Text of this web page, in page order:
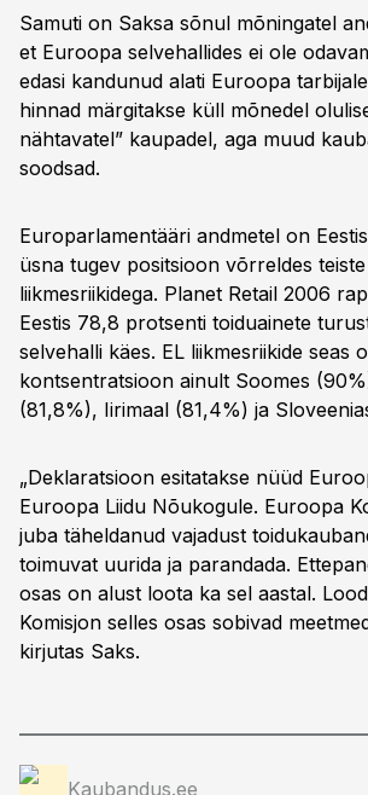
Samuti on Saksa sõnul mõningatel
et Euroopa selvehallides ei ole
edasi kandunud alati Euroopa
hinnad märgitakse küll mõnedel
nähtavatel” kaupadel, aga muud
soodsad.
Europarlamentääri andmetel on
üsna tugev positsioon võrreldes teiste
liikmesriikidega. Planet Retail 2006
Eestis 78,8 protsenti toiduainete
selvehalli käes. EL liikmesriikide seas
kontsentratsioon ainult Soomes
(81,8%), Iirimaal (81,4%) ja
„Deklaratsioon esitatakse nüüd
Euroopa Liidu Nõukogule. Euroopa
juba täheldanud vajadust
toimuvat uurida ja parandada.
osas on alust loota ka sel aastal.
Komisjon selles osas sobivad
kirjutas Saks.
Kaubandus.ee